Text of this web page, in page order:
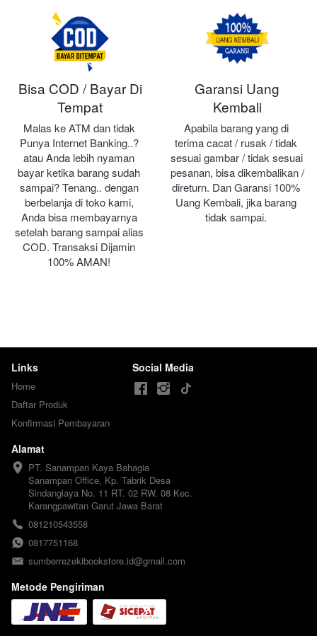
Bisa COD / Bayar Di
Tempat
Malas ke ATM dan tidak
Punya Internet Banking..?
atau Anda lebih nyaman
bayar ketika barang sudah
sampai? Tenang.. dengan
berbelanja di toko kami,
Anda bisa membayarnya
setelah barang sampai alias
COD. Transaksi Dijamin
100% AMAN!
Garansi Uang
Kembali
Apabila barang yang di
terima cacat / rusak / tidak
sesuai gambar / tidak sesuai
pesanan, bisa dikembalikan /
direturn. Dan Garansi 100%
Uang Kembali, jika barang
tidak sampai.
Links
Home
Daftar Produk
Konfirmasi Pembayaran
Social Media
Alamat
PT. Sanampan Kaya Bahagia
Sanampan Office, Kp. Tabrik Desa
Sindanglaya No. 11 RT. 02 RW. 08 Kec.
Karangpawitan Garut Jawa Barat
081210543558
0817751168
sumberrezekibookstore.id@gmail.com
Metode Pengiriman